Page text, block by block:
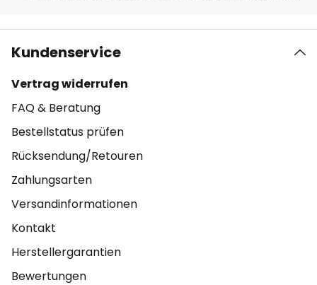
Kundenservice
Vertrag widerrufen
FAQ & Beratung
Bestellstatus prüfen
Rücksendung/Retouren
Zahlungsarten
Versandinformationen
Kontakt
Herstellergarantien
Bewertungen